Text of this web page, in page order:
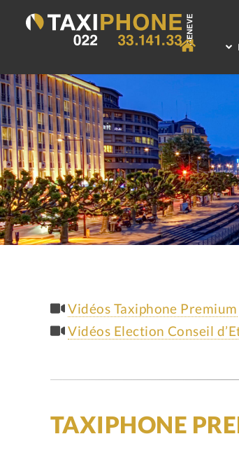
Vidéos Taxiphone Premium
Vidéos Election Conseil
TAXIPHONE